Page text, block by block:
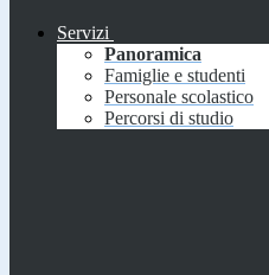
Servizi
Panoramica
Famiglie e studenti
Personale scolastico
Percorsi di studio